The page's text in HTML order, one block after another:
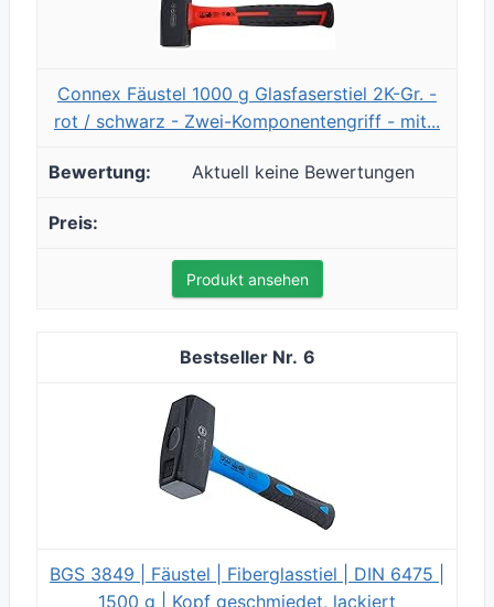
Connex Fäustel 1000 g Glasfaserstiel 2K-Gr. -
rot / schwarz - Zwei-Komponentengriff - mit...
Aktuell keine Bewertungen
Produkt ansehen
6
BGS 3849 | Fäustel | Fiberglasstiel | DIN 6475 |
1500 g | Kopf geschmiedet, lackiert